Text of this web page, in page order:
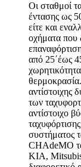
Οι σταθμοί
έντασης ως
είτε και
οχήματα που
από 25΄έως
αντίστοιχης
των
αντίστοιχο
συστήματος
CHAdeMO
ΚΙΑ,